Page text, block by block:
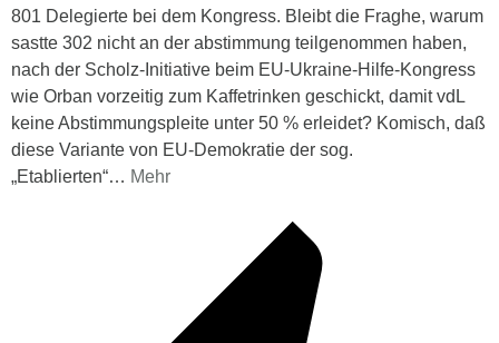
801 Delegierte bei dem Kongress. Bleibt die Fraghe, warum
sastte 302 nicht an der abstimmung teilgenommen haben,
nach der Scholz-Initiative beim EU-Ukraine-Hilfe-Kongress
wie Orban vorzeitig zum Kaffetrinken geschickt, damit vdL
keine Abstimmungspleite unter 50 % erleidet? Komisch, daß
diese Variante von EU-Demokratie der sog.
„Etablierten“… Mehr